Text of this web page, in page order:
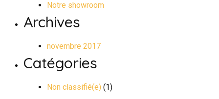
Notre showroom
Archives
novembre 2017
Catégories
Non classifié(e) (1)